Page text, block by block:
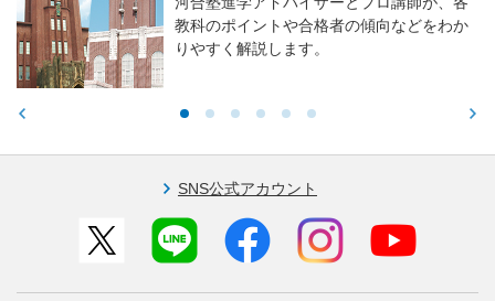
教科のポイントや合格者の傾向などをわか
りやすく解説します。
SNS公式アカウント